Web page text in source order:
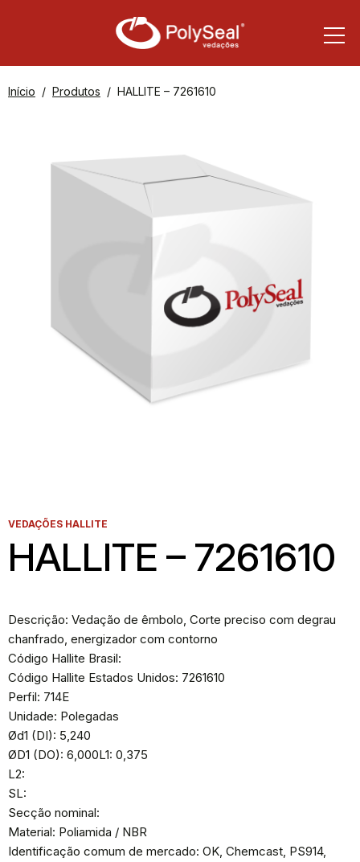
Início Produtos HALLITE – 7261610
VEDAÇÕES HALLITE
HALLITE – 7261610
Descrição: Vedação de êmbolo, Corte preciso com degrau
chanfrado, energizador com contorno
Código Hallite Brasil:
Código Hallite Estados Unidos: 7261610
Perfil: 714E
Unidade: Polegadas
Ød1 (DI): 5,240
ØD1 (DO): 6,000L1: 0,375
L2:
SL:
Secção nominal:
Material: Poliamida / NBR
Identificação comum de mercado: OK, Chemcast, PS914,